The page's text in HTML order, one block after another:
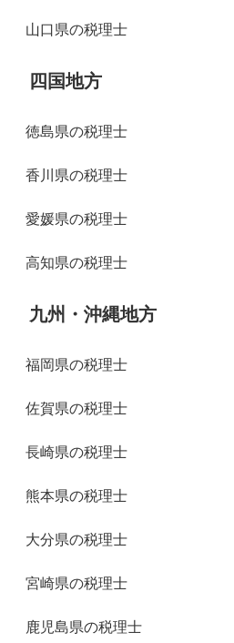
山口県の税理士
四国地方
徳島県の税理士
香川県の税理士
愛媛県の税理士
高知県の税理士
九州・沖縄地方
福岡県の税理士
佐賀県の税理士
長崎県の税理士
熊本県の税理士
大分県の税理士
宮崎県の税理士
鹿児島県の税理士